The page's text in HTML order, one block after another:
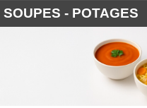
SOUPES - POTAGES